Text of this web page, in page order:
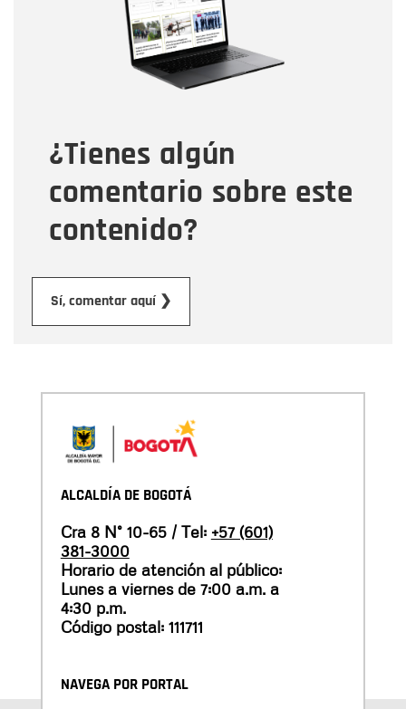
¿Tienes algún
comentario sobre este
contenido?
Sí, comentar aquí ❯
Correo electrónico
Tipo de comentario
Mensaje
ALCALDÍA DE BOGOTÁ
Cra 8 N° 10-65 / Tel: +57 (601)
381-3000
Horario de atención al público:
Lunes a viernes de 7:00 a.m. a
4:30 p.m.
Código postal: 111711
NAVEGA POR PORTAL